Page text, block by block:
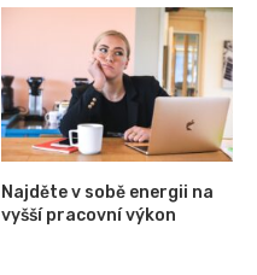
Najděte v sobě energii na
vyšší pracovní výkon